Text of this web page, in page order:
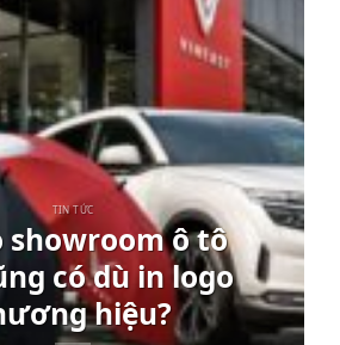
TIN TỨC
showroom ô tô
có dù in logo
hiệu?